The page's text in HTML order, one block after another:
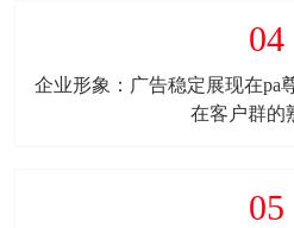
04
企业形象：广告稳定展现在pa
在客户群的
05